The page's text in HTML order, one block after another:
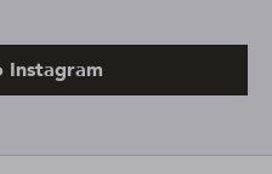
Instagram